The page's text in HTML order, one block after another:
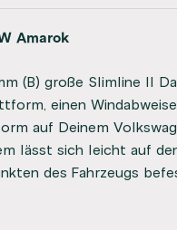
Amarok
(B) große Slimline II
einen
auf Deinem
lässt sich leicht auf
des Fahrzeugs